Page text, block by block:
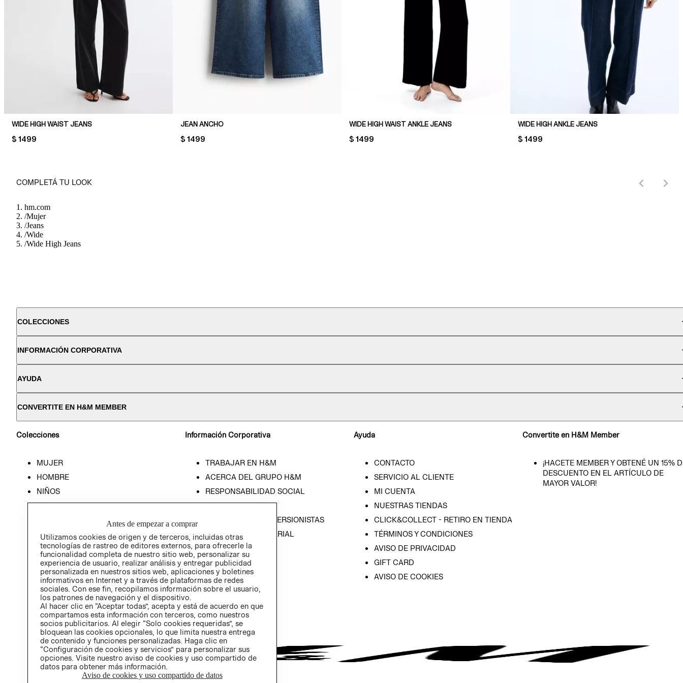
WIDE HIGH WAIST JEANS
PRICE:
$ 1499
JEAN ANCHO
PRICE:
$ 1499
WIDE HIGH WAIST ANKLE JEANS
PRICE:
$ 1499
WIDE HIGH ANKLE JEANS
PRICE:
$ 1499
COMPLETÁ TU LOOK
hm.com
/Mujer
/Jeans
/Wide
/Wide High Jeans
COLECCIONES
INFORMACIÓN CORPORATIVA
AYUDA
CONVERTITE EN H&M MEMBER
Colecciones
MUJER
HOMBRE
NIÑOS
HOME
Información Corporativa
TRABAJAR EN H&M
ACERCA DEL GRUPO H&M
RESPONSABILIDAD SOCIAL
PRENSA
RELACIÓN CON INVERSIONISTAS
POLÍTICA EMPRESARIAL
Ayuda
CONTACTO
SERVICIO AL CLIENTE
MI CUENTA
NUESTRAS TIENDAS
CLICK&COLLECT - RETIRO EN TIENDA
TÉRMINOS Y CONDICIONES
AVISO DE PRIVACIDAD
GIFT CARD
AVISO DE COOKIES
Convertite en H&M Member
¡HACETE MEMBER Y OBTENÉ UN 15%
DESCUENTO EN EL ARTÍCULO DE
MAYOR VALOR!
Antes de empezar a comprar
Utilizamos cookies de origen y de terceros, incluidas otras
tecnologías de rastreo de editores externos, para ofrecerle la
funcionalidad completa de nuestro sitio web, personalizar su
experiencia de usuario, realizar análisis y entregar publicidad
personalizada en nuestros sitios web, aplicaciones y boletines
informativos en Internet y a través de plataformas de redes
sociales. Con ese fin, recopilamos información sobre el usuario,
los patrones de navegación y el dispositivo.
Al hacer clic en “Aceptar todas”, acepta y está de acuerdo en que
compartamos esta información con terceros, como nuestros
socios publicitarios. Al elegir “Solo cookies requeridas”, se
bloquean las cookies opcionales, lo que limita nuestra entrega
de contenido y funciones personalizadas. Haga clic en
“Configuración de cookies y servicios” para personalizar sus
opciones. Visite nuestro aviso de cookies y uso compartido de
datos para obtener más información.
Aviso de cookies y uso compartido de datos